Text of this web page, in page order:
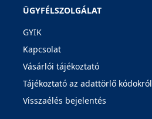
ÜGYFÉLSZOLGÁLAT
GYIK
Kapcsolat
Vásárlói tájékoztató
Tájékoztató az adattörlő kódokról
Visszaélés bejelentés